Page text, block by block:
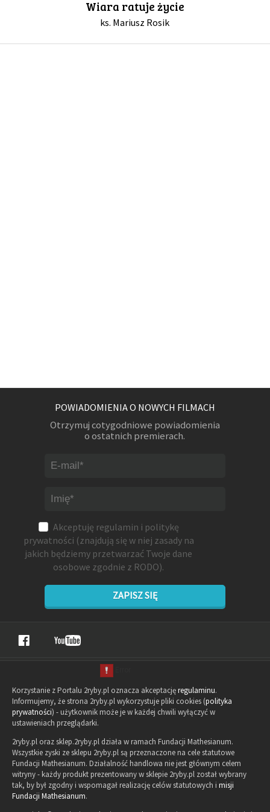
Wiara ratuje życie
ks. Mariusz Rosik
POWIADOMIENIA O NOWYCH FILMACH
Otrzymuj cotygodniowe powiadomienia
o ostatnich premierach.
Akceptuję regulamin i politykę
prywatności (znajdują się w niej zasady na
jakich będziemy przetwarzać Twoje dane
osobowe zgodnie z RODO).
ZAPISZ SIĘ
Korzystanie z Portalu 2ryby.pl oznacza akceptacjęregulaminu.
Informujemy, że strona 2ryby.pl wykorzystuje pliki cookies (polityka
prywatności) - użytkownik może je w każdej chwili wyłączyć w
ustawieniach przeglądarki.
2ryby.pl oraz sklep.2ryby.pl działa w ramach Fundacji Mathesianum.
Wszystkie zyski ze sklepu 2ryby.pl są przeznaczone na cele statutowe
Fundacji Mathesianum. Działalność handlowa nie jest głównym celem
witryny - każdy produkt prezentowany w sklepie 2ryby.pl został wybrany
tak, by był zgodny i wspomagał realizację celów statutowych i misji
Fundacji Mathesianum.